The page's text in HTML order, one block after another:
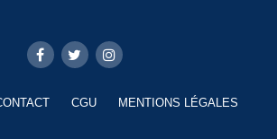
CGU MENTIONS LÉGALES